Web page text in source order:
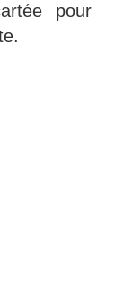
pour